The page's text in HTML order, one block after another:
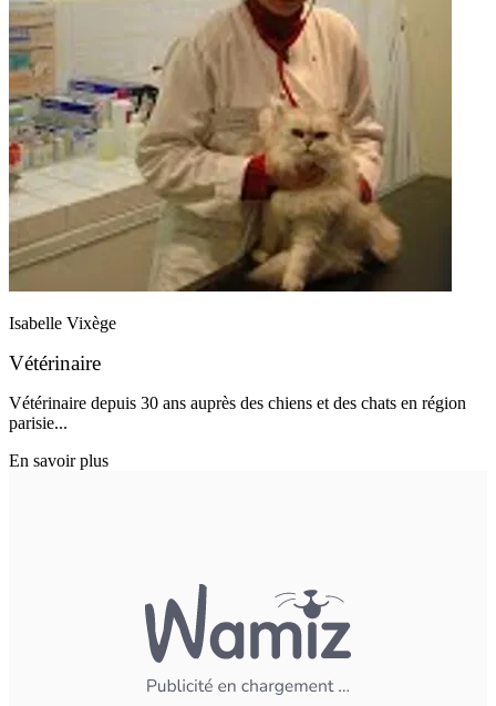
Isabelle Vixège
Vétérinaire
Vétérinaire depuis 30 ans auprès des chiens et des chats en région
parisie...
En savoir plus